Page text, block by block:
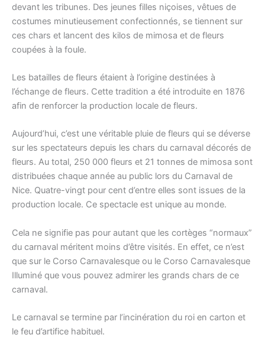
devant les tribunes. Des jeunes filles niçoises, vêtues de
costumes minutieusement confectionnés, se tiennent sur
ces chars et lancent des kilos de mimosa et de fleurs
coupées à la foule.
Les batailles de fleurs étaient à l’origine destinées à
l’échange de fleurs. Cette tradition a été introduite en 1876
afin de renforcer la production locale de fleurs.
Aujourd’hui, c’est une véritable pluie de fleurs qui se déverse
sur les spectateurs depuis les chars du carnaval décorés de
fleurs. Au total, 250 000 fleurs et 21 tonnes de mimosa sont
distribuées chaque année au public lors du Carnaval de
Nice. Quatre-vingt pour cent d’entre elles sont issues de la
production locale. Ce spectacle est unique au monde.
Cela ne signifie pas pour autant que les cortèges “normaux”
du carnaval méritent moins d’être visités. En effet, ce n’est
que sur le Corso Carnavalesque ou le Corso Carnavalesque
Illuminé que vous pouvez admirer les grands chars de ce
carnaval.
Le carnaval se termine par l’incinération du roi en carton et
le feu d’artifice habituel.